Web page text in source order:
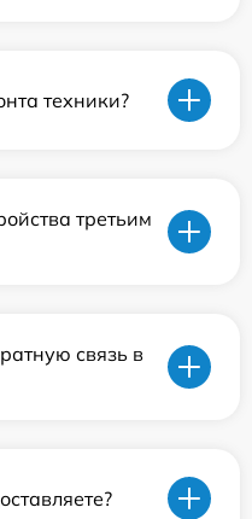
техники?
третьим
связь в